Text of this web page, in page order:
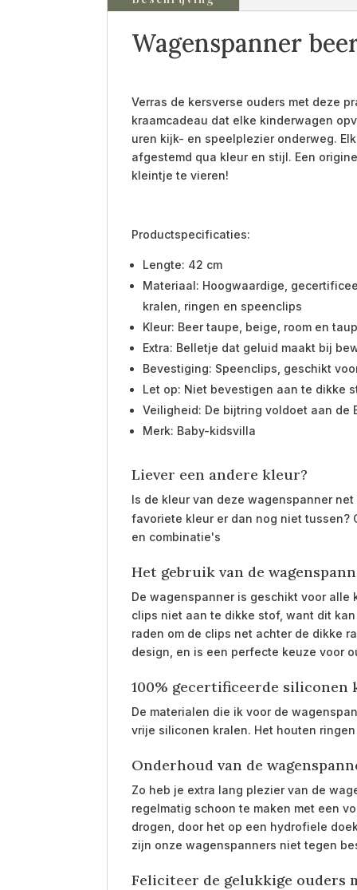
Wagenspanner
Verras de kersverse ouders met deze
kraamcadeau dat elke kinderwagen
uren kijk- en speelplezier onderweg.
afgestemd qua kleur en stijl. Een
kleintje te vieren!
Productspecificaties:
Lengte: 42 cm
Materiaal: Hoogwaardige,
kralen, ringen en speenclips
Kleur: Beer taupe, beige, room en
Extra: Belletje dat geluid maakt bij
Bevestiging: Speenclips, geschikt
Let op: Niet bevestigen aan te dikke
Veiligheid: De bijtring voldoet aan de
Merk: Baby-kidsvilla
Liever een andere kleur?
Is de kleur van deze wagenspanner
favoriete kleur er dan nog niet tussen?
en combinatie's
Het gebruik van de
De wagenspanner is geschikt voor
clips niet aan te dikke stof, want dit
raden om de clips net achter de dikke
design, en is een perfecte keuze voor
100% gecertificeerde siliconen
De materialen die ik voor de
vrije siliconen kralen. Het houten
Onderhoud van de
Zo heb je extra lang plezier van de
regelmatig schoon te maken met een
drogen, door het op een hydrofiele
zijn onze wagenspanners niet tegen
Feliciteer de gelukkige ouders